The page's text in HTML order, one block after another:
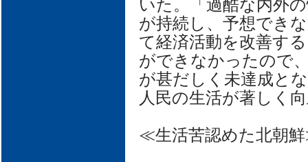
いた。「過酷な内外
が持続し、予想でき
て経済活動を改善す
ができなかったので
が甚だしく未達成と
人民の生活が著しく
≪生活苦認めた北朝